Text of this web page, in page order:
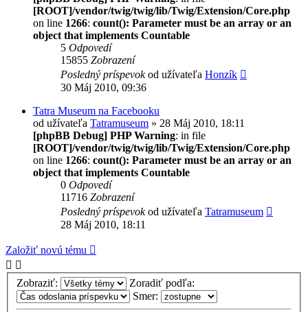
[ROOT]/vendor/twig/twig/lib/Twig/Extension/Core.php
on line 1266: count(): Parameter must be an array or an
object that implements Countable
5 Odpovedí
15855 Zobrazení
Posledný príspevokod užívateľa Honzík
30 Máj 2010, 09:36
Tatra Museum na Facebooku
od užívateľa Tatramuseum » 28 Máj 2010, 18:11
[phpBB Debug] PHP Warning: in file
[ROOT]/vendor/twig/twig/lib/Twig/Extension/Core.php
on line 1266: count(): Parameter must be an array or an
object that implements Countable
0 Odpovedí
11716 Zobrazení
Posledný príspevokod užívateľa Tatramuseum
28 Máj 2010, 18:11
Založiť novú tému
Zobraziť:
Zoradiť podľa:
Smer: